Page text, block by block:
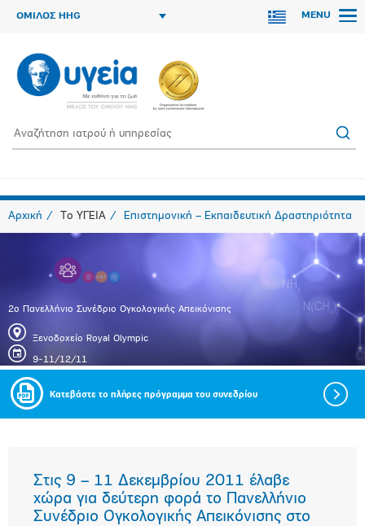
ΟΜΙΛΟΣ HHG MENU
Αρχική Το ΥΓΕΙΑ Επιστημονική – Εκπαιδευτική Δραστηριότητα
2o Πανελλήνιο Συνέδριο Ογκολογικής Απεικόνισης
Ξενοδοχείο Royal Olympic
9-11/12/11
Κατεβάστε το πλήρες πρόγραμμα του συνεδρίου
Στις 9 – 11 Δεκεμβρίου 2011 έλαβε
χώρα για δεύτερη φορά το Πανελλήνιο
Συνέδριο Ογκολογικής Απεικόνισης στο